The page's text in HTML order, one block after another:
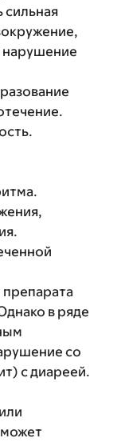
сильная
нарушение
в ряде
со
с диареей.